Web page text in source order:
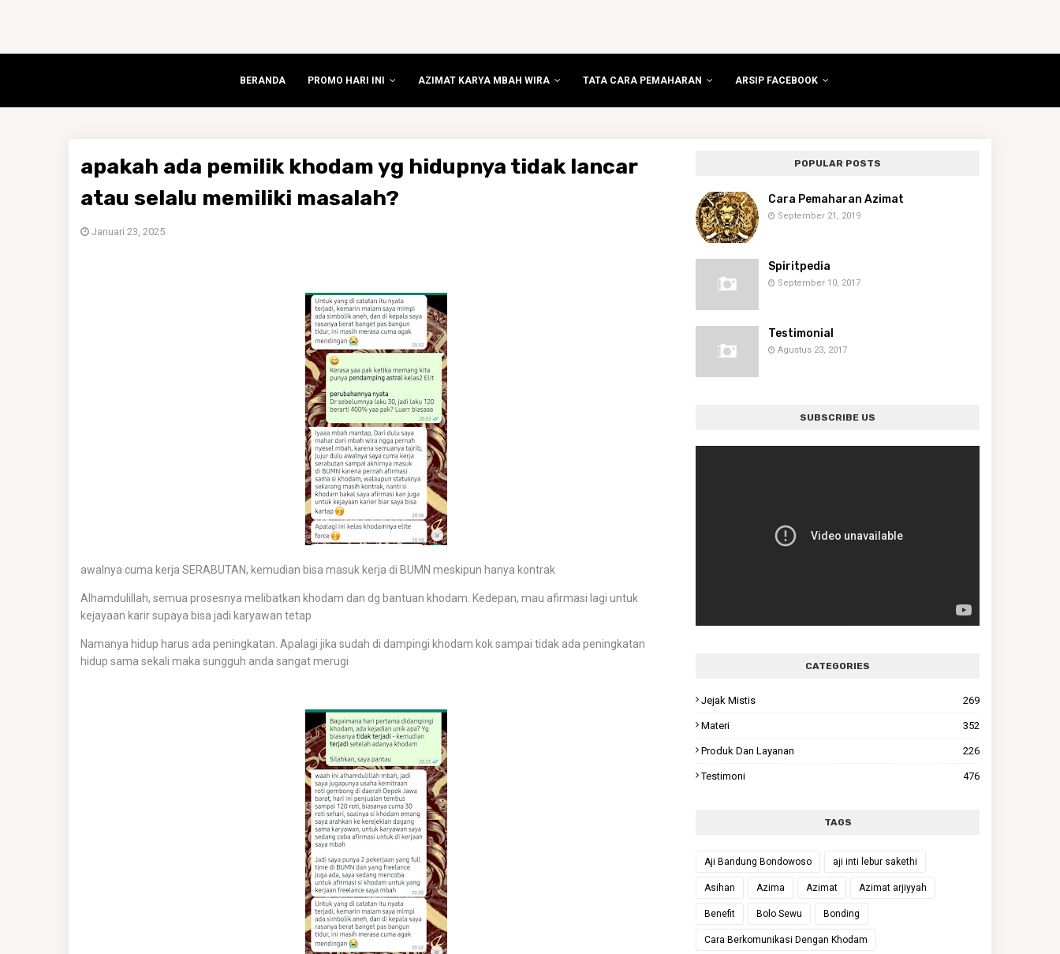
BERANDA PROMO HARI INI AZIMAT KARYA MBAH WIRA TATA CARA PEMAHARAN ARSIP FACEBOOK
apakah ada pemilik khodam yg hidupnya tidak lancar
atau selalu memiliki masalah?
Januari 23, 2025
awalnya cuma kerja SERABUTAN, kemudian bisa masuk kerja di BUMN meskipun hanya kontrak
Alhamdulillah, semua prosesnya melibatkan khodam dan dg bantuan khodam. Kedepan, mau afirmasi lagi untuk
kejayaan karir supaya bisa jadi karyawan tetap
Namanya hidup harus ada peningkatan. Apalagi jika sudah di dampingi khodam kok sampai tidak ada peningkatan
hidup sama sekali maka sungguh anda sangat merugi
POPULAR POSTS
Cara Pemaharan Azimat
September 21, 2019
Spiritpedia
September 10, 2017
Testimonial
Agustus 23, 2017
SUBSCRIBE US
CATEGORIES
Jejak Mistis 269
Materi 352
Produk Dan Layanan 226
Testimoni 476
TAGS
Aji Bandung Bondowoso aji inti lebur sakethi
Asihan Azima Azimat Azimat arjiyyah
Benefit Bolo Sewu Bonding
Cara Berkomunikasi Dengan Khodam